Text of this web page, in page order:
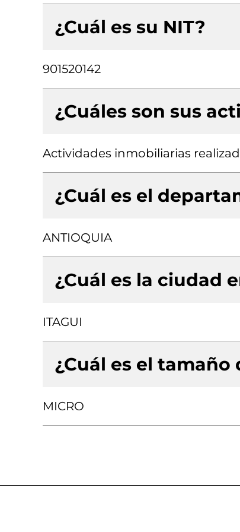
¿Cuál es su NIT?
901520142
¿Cuáles son sus
Actividades inmobiliarias
¿Cuál es el
ANTIOQUIA
¿Cuál es la ciudad
ITAGUI
¿Cuál es el tamaño
MICRO